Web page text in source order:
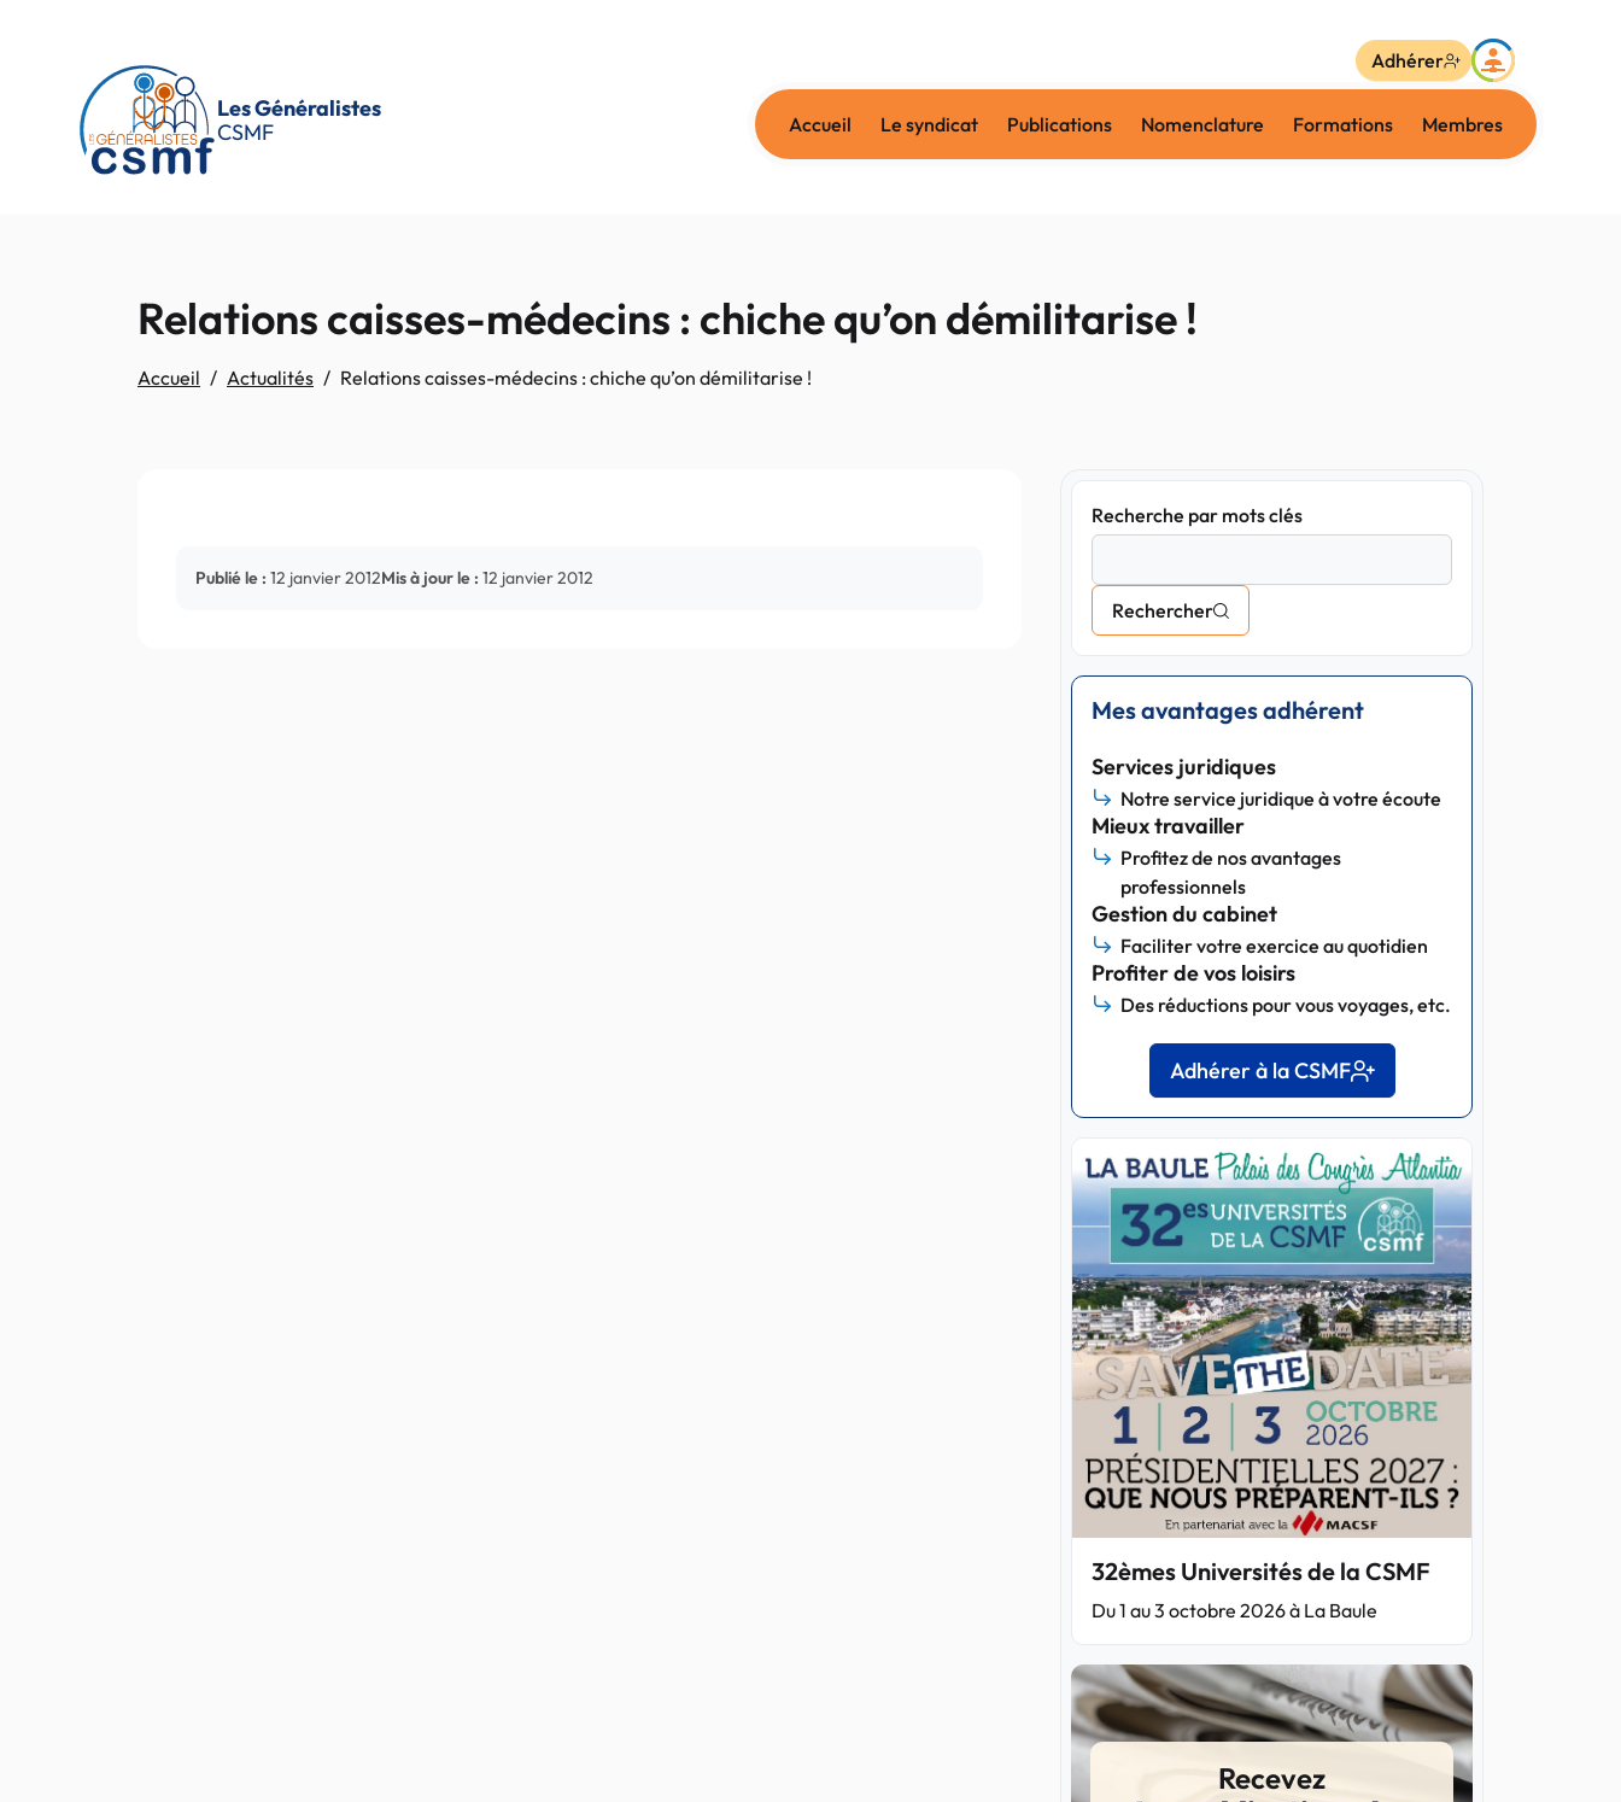
Les Généralistes
CSMF
Accueil Le syndicat Publications Nomenclature Formations Membres
Adhérer
Relations caisses-médecins : chiche qu’on démilitarise !
Accueil Actualités Relations caisses-médecins : chiche qu’on démilitarise !
Publié le : 12 janvier 2012Mis à jour le : 12 janvier 2012
Recherche par mots clés
Rechercher
Mes avantages adhérent
Services juridiques
Notre service juridique à votre écoute
Mieux travailler
Profitez de nos avantages
professionnels
Gestion du cabinet
Faciliter votre exercice au quotidien
Profiter de vos loisirs
Des réductions pour vous voyages, etc.
Adhérer à la CSMF
32èmes Universités de la CSMF
Du 1 au 3 octobre 2026 à La Baule
Recevez